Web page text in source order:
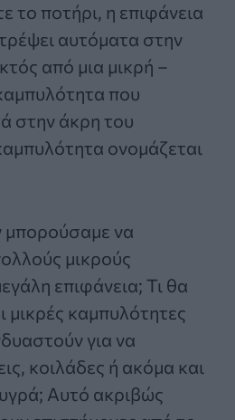
το ποτήρι, η επιφάνεια
αυτόματα στην
από μια μικρή –
που
στην άκρη του
ονομάζεται
μπορούσαμε να
μικρούς
επιφάνεια; Τι θα
μικρές καμπυλότητες
για να
κοιλάδες ή ακόμα και
Αυτό ακριβώς